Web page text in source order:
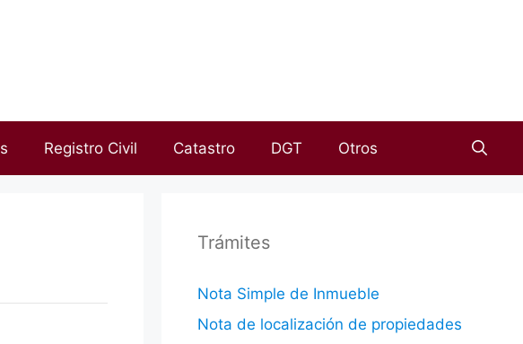
Registro Civil Catastro DGT Otros
Trámites
Nota Simple de Inmueble
Nota de localización de propiedades